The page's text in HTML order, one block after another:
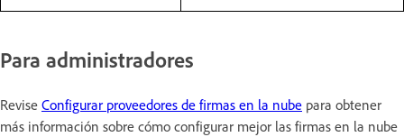
Para administradores
Revise Configurar proveedores de firmas en la nube para obtener
más información sobre cómo configurar mejor las firmas en la nube